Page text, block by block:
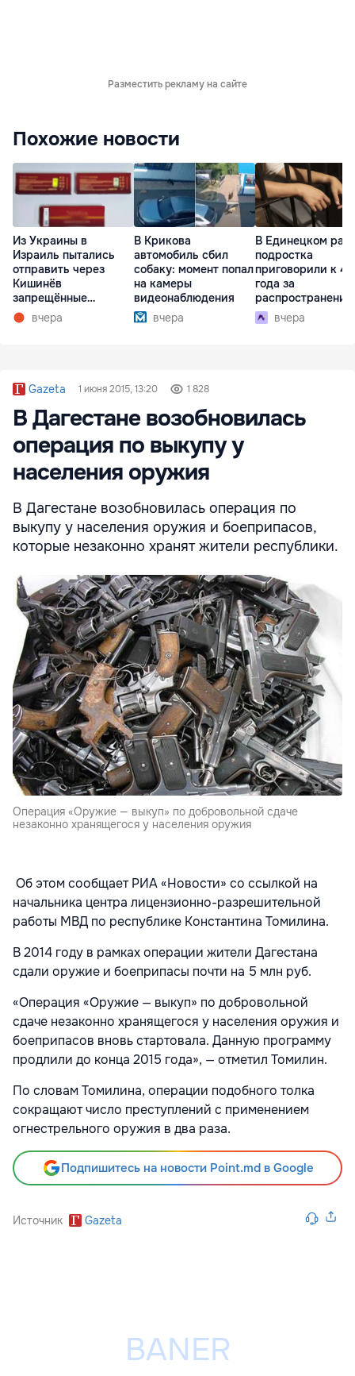
Разместить рекламу на сайте
Похожие новости
Из Украины в
Израиль пытались
отправить через
Кишинёв
запрещённые
препараты
вчера
В Крикова
автомобиль сбил
собаку: момент попал
на камеры
видеонаблюдения
вчера
В Единецком
подростка
приговорили к
года за
распространение
наркотиков
вчера
Gazeta 1 июня 2015, 13:20 1 828
В Дагестане возобновилась
операция по выкупу у
населения оружия
В Дагестане возобновилась операция по
выкупу у населения оружия и боеприпасов,
которые незаконно хранят жители республики.
Операция «Оружие — выкуп» по добровольной сдаче
незаконно хранящегося у населения оружия
Об этом сообщает РИА «Новости» со ссылкой на
начальника центра лицензионно-разрешительной
работы МВД по республике Константина Томилина.
В 2014 году в рамках операции жители Дагестана
сдали оружие и боеприпасы почти на 5 млн руб.
«Операция «Оружие — выкуп» по добровольной
сдаче незаконно хранящегося у населения оружия и
боеприпасов вновь стартовала. Данную программу
продлили до конца 2015 года», — отметил Томилин.
По словам Томилина, операции подобного толка
сокращают число преступлений с применением
огнестрельного оружия в два раза.
Подпишитесь на новости Point.md в Google
Источник Gazeta